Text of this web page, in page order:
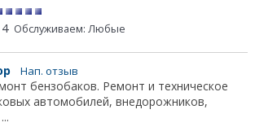
4 Обслуживаем: Любые
Нап. отзыв
бензобаков. Ремонт и техническое
автомобилей, внедорожников,